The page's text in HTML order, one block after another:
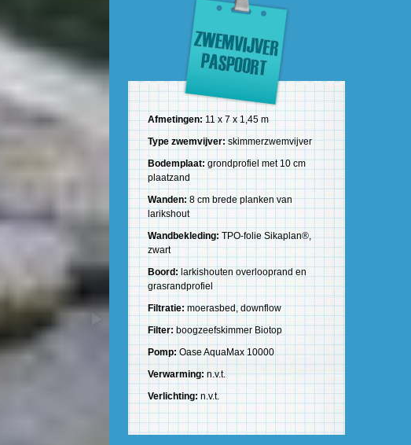
Afmetingen:11 x 7 x 1,45 m
Type zwemvijver:skimmerzwemvijver
Bodemplaat: grondprofiel met 10 cm
plaatzand
Wanden:8 cm brede planken van
larikshout
Wandbekleding: TPO-folie Sikaplan®,
zwart
Boord: larkishouten overlooprand en
grasrandprofiel
Filtratie: moerasbed, downflow
Filter: boogzeefskimmer Biotop
Pomp: Oase AquaMax 10000
Verwarming:n.v.t.
Verlichting: n.v.t.